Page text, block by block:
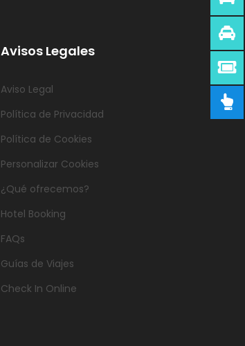
Avisos Legales
Aviso Legal
Política de Privacidad
Política de Cookies
Personalizar Cookies
¿Qué ofrecemos?
Hotel Booking
FAQs
Guías de Viajes
Check In Online